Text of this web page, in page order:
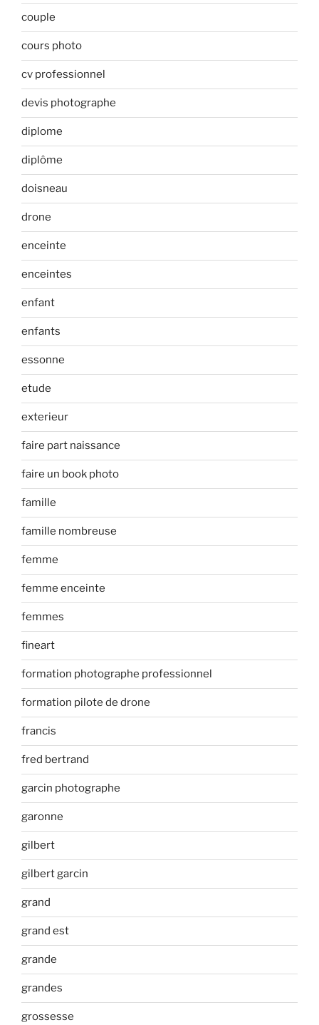
couple
cours photo
cv professionnel
devis photographe
diplome
diplôme
doisneau
drone
enceinte
enceintes
enfant
enfants
essonne
etude
exterieur
faire part naissance
faire un book photo
famille
famille nombreuse
femme
femme enceinte
femmes
fineart
formation photographe professionnel
formation pilote de drone
francis
fred bertrand
garcin photographe
garonne
gilbert
gilbert garcin
grand
grand est
grande
grandes
grossesse